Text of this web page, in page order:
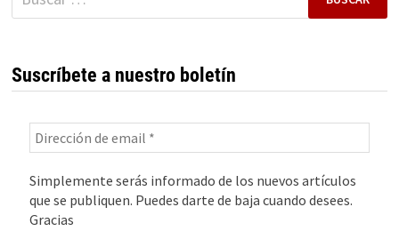
MUY
PEQUEÑO
Suscríbete a nuestro boletín
Simplemente serás informado de los nuevos artículos
que se publiquen. Puedes darte de baja cuando desees.
Gracias